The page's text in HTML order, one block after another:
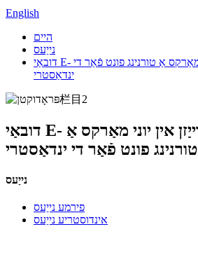
English
היים
נייַעס
דובאַי E- פּאַפּיראָס ווייַזן אין יוני מאַרקס אַ טורנינג פונט פֿאַר די
ינדאַסטרי
דובאַי E- פּאַפּיראָס ווייַזן אין יוני מאַרקס אַ
טורנינג פונט פֿאַר די ינדאַסטרי
נייַעס
פירמע נייַעס
אינדוסטריע נייַעס